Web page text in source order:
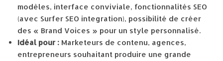
modèles, interface conviviale, fonctionnalités SEO
(avec Surfer SEO integration), possibilité de créer
des « Brand Voices » pour un style personnalisé.
Idéal pour : Marketeurs de contenu, agences,
entrepreneurs souhaitant produire une grande